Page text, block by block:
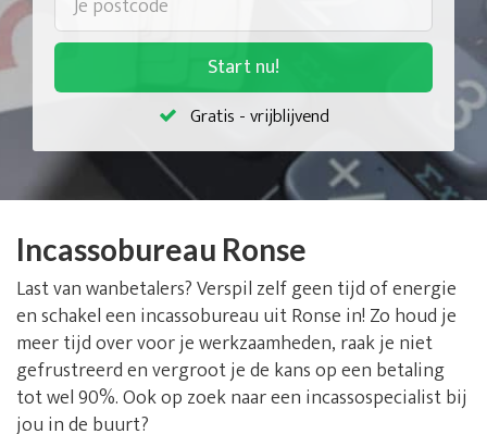
Start nu!
Gratis - vrijblijvend
Incassobureau Ronse
Last van wanbetalers? Verspil zelf geen tijd of energie
en schakel een incassobureau uit Ronse in! Zo houd je
meer tijd over voor je werkzaamheden, raak je niet
gefrustreerd en vergroot je de kans op een betaling
tot wel 90%. Ook op zoek naar een incassospecialist bij
jou in de buurt?